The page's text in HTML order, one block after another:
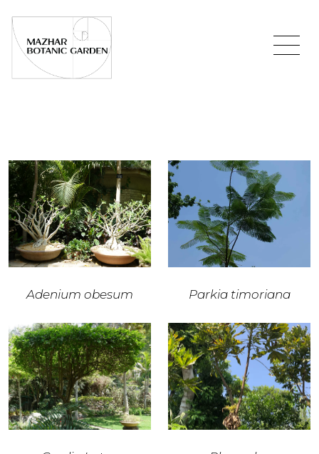
Adenium obesum Parkia timoriana